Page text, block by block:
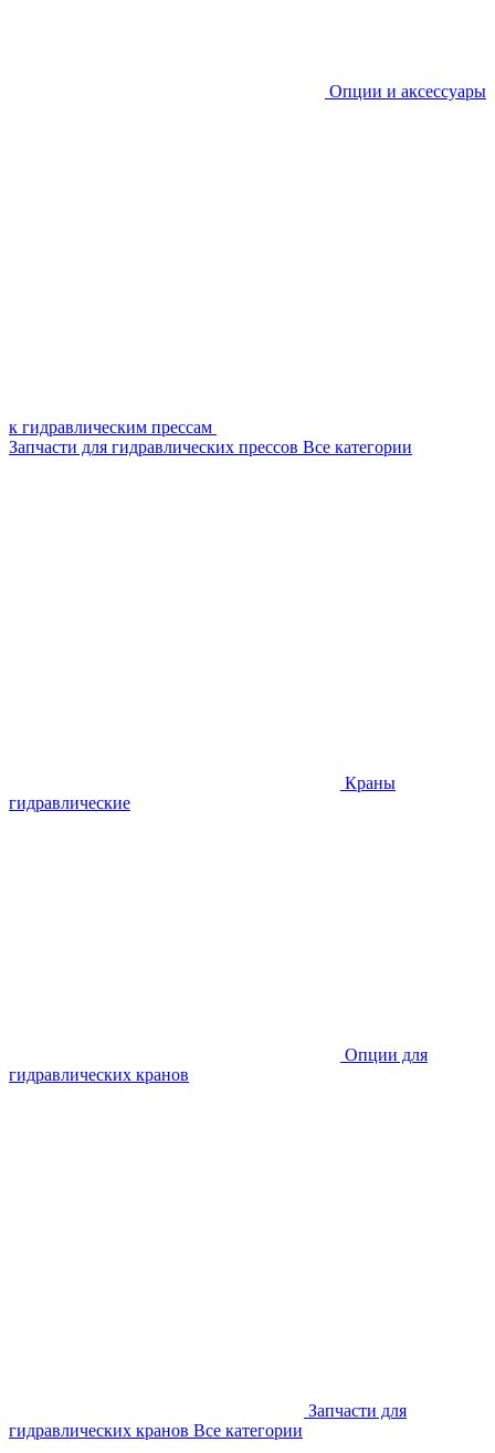
Опции и аксессуары
к гидравлическим прессам
Запчасти для гидравлических прессов Все категории
Краны
гидравлические
Опции для
гидравлических кранов
Запчасти для
гидравлических кранов Все категории